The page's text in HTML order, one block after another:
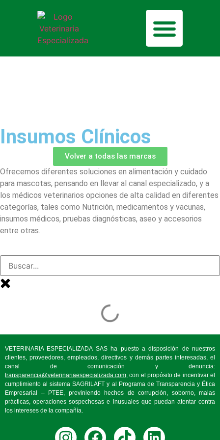
Insumos Clínicos
Volver a todas las marcas
Ofrecemos diferentes soluciones en alimentación y cuidado
para mascotas, pensando en llevar al canal especializado, y a
los médicos veterinarios opciones de alta calidad en diferentes
categorías, tales como Nutrición, medicamentos y vacunas,
insumos médicos, pruebas diagnósticas, aseo y accesorios
entre otras.
VETERINARIA ESPECIALIZADA SAS ha puesto a disposición de nuestros
clientes, proveedores, empleados, directivos y demás partes interesadas, el
canal de comunicación y denuncia:
transparencia@veterinariaespecializada.com , con el propósito de incentivar el
cumplimiento al sistema SAGRILAFT y al Programa de Transparencia y Ética
Empresarial – PTEE, previniendo hechos de corrupción, soborno, malas
prácticas, operaciones sospechosas e inusuales que puedan atentar contra
los intereses de la compañía.